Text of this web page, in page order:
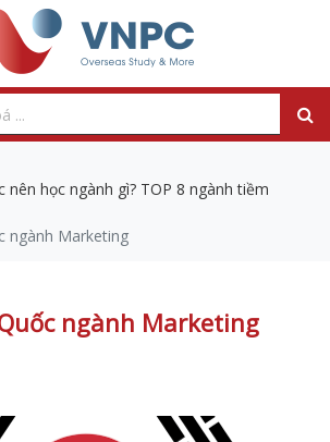
nên học ngành gì? TOP 8 ngành tiềm
ngành Marketing
ngành Marketing